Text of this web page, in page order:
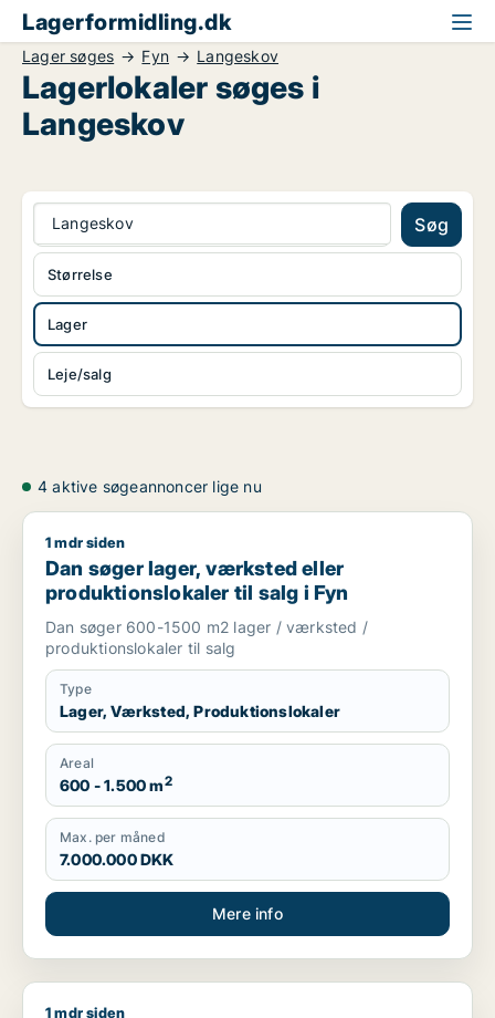
Lagerformidling.dk
Lager søges Fyn Langeskov
Lagerlokaler søges i
Langeskov
Langeskov Søg
Lager
Leje/salg
Størrelse
4 aktive søgeannoncer lige nu
Dan søger lager, værksted eller produktionslokaler til salg i
1 mdr siden
Dan søger lager, værksted eller
produktionslokaler til salg i Fyn
Dan søger 600-1500 m2 lager / værksted /
produktionslokaler til salg
Type
Lager, Værksted, Produktionslokaler
Areal
600 - 1.500 m2
Max. per måned
7.000.000 DKK
Mere info
Alaa søger lager eller showroom til leje i Odense C, Odense
1 mdr siden